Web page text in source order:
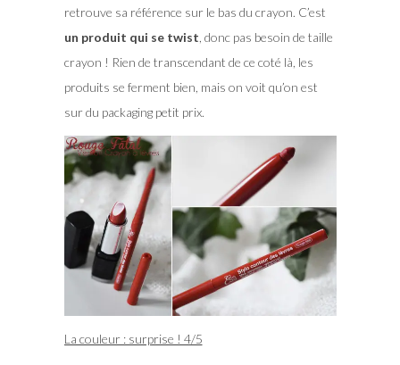
retrouve sa référence sur le bas du crayon. C’est
un produit qui se twist , donc pas besoin de taille
crayon ! Rien de transcendant de ce coté là, les
produits se ferment bien, mais on voit qu’on est
sur du packaging petit prix.
La couleur : surprise ! 4/5